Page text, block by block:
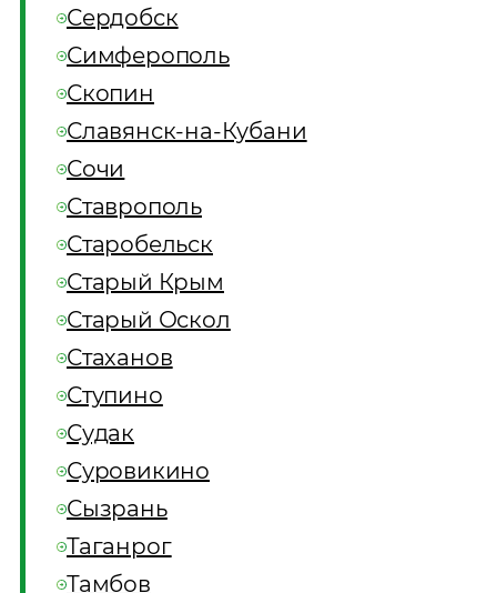
Сердобск
Симферополь
Скопин
Славянск-на-Кубани
Сочи
Ставрополь
Старобельск
Старый Крым
Старый Оскол
Стаханов
Ступино
Судак
Суровикино
Сызрань
Таганрог
Тамбов